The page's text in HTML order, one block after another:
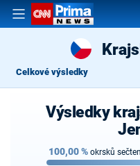
Celkové výsledky
Výsledky
100,00% okrsků